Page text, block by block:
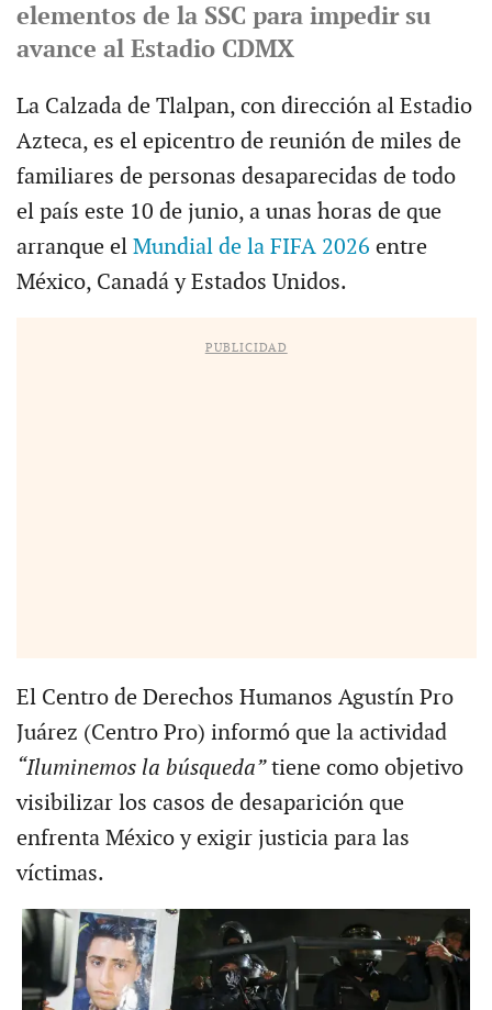
elementos de la SSC para impedir su
avance al Estadio CDMX
La Calzada de Tlalpan, con dirección al Estadio
Azteca, es el epicentro de reunión de miles de
familiares de personas desaparecidas de todo
el país este 10 de junio, a unas horas de que
arranque el Mundial de la FIFA 2026 entre
México, Canadá y Estados Unidos.
PUBLICIDAD
El Centro de Derechos Humanos Agustín Pro
Juárez (Centro Pro) informó que la actividad
“Iluminemos la búsqueda”tiene como objetivo
visibilizar los casos de desaparición que
enfrenta México y exigir justicia para las
víctimas.